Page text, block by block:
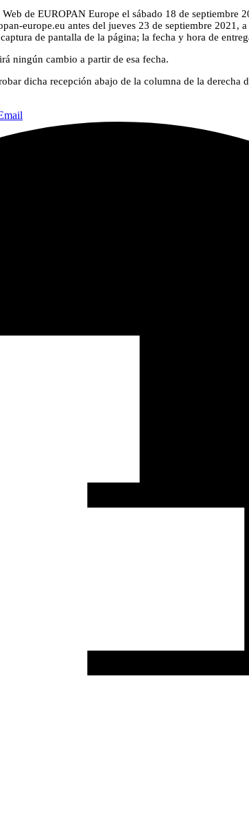
de EUROPAN Europe el sábado 18 de septiembre
europe.eu antes del jueves 23 de septiembre 2021,
de pantalla de la página; la fecha y hora de
ningún cambio a partir de esa fecha.
dicha recepción abajo de la columna de la derecha